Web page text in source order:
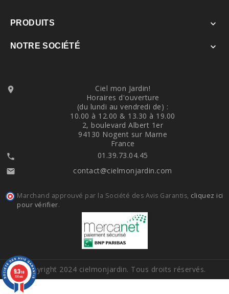
PRODUITS 
NOTRE SOCIÉTÉ 

Ciel mon Jardin!
Horaires d'ouverture
(du lundi au vendredi de) :
10.00 à 12.00 & 13.30 à 19.00
2, boulevard Albert 1er
94130 Nogent sur Marne
France
 01.39.73.04.45
 contact@cielmonjardin.com
Marchand approuvé par la Société des Avis Garantis, cliquez ici
pour vérifier.
Copyright 2024 cielmonjardin. Tous droits réservés.
9.3/10
730 avis